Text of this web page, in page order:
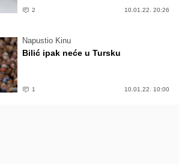
2 10.01.22. 20:26
Napustio Kinu
Bilić ipak neće u Tursku
1 10.01.22. 10:00